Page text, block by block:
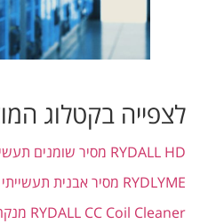
לצפייה בקטלוג
RYDALL HD מסיר שומנים תעשייתי
RYDLYME מסיר אבנית תעשייתי
RYDALL CC Coil Cleaner מנקה סלילים